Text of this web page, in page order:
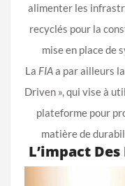
alimenter les
recyclés pour la
mise en place de
La FIAa par ailleurs
Driven », qui vise à
plateforme pour
matière de
L’impact Des